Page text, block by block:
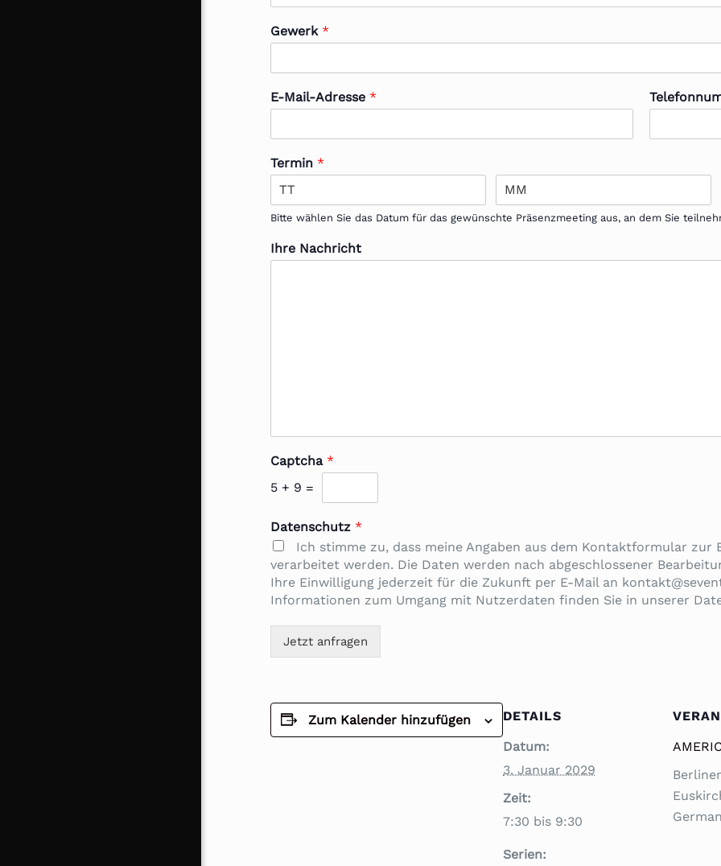
Gewerk *
E-Mail-Adresse *
Termin *
Bitte wählen Sie das Datum für das gewünschte Präsenzmeeting aus, an dem Sie
Ihre Nachricht
Captcha *
5 + 9 =
Datenschutz *
Ich stimme zu, dass meine Angaben aus dem Kontaktformular
verarbeitet werden. Die Daten werden nach abgeschlossener
Ihre Einwilligung jederzeit für die Zukunft per E-Mail an
Informationen zum Umgang mit Nutzerdaten finden Sie in unserer
Jetzt anfragen
Zum Kalender hinzufügen
DETAILS
Datum:
3. Januar 2029
Zeit:
7:30 bis 9:30
Serien: